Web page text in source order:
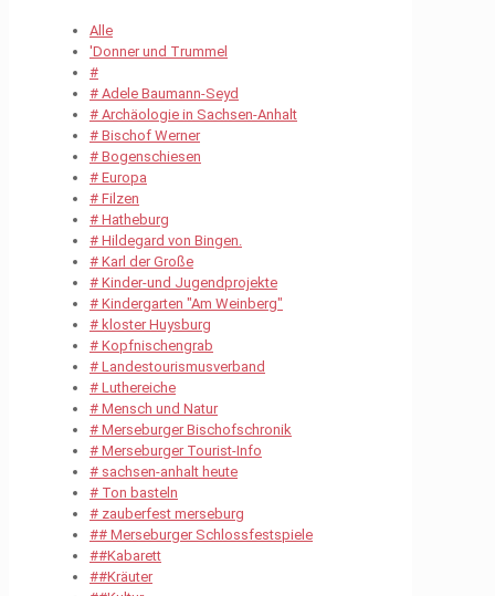
Alle
'Donner und Trummel
#
# Adele Baumann-Seyd
# Archäologie in Sachsen-Anhalt
# Bischof Werner
# Bogenschiesen
# Europa
# Filzen
# Hatheburg
# Hildegard von Bingen.
# Karl der Große
# Kinder-und Jugendprojekte
# Kindergarten "Am Weinberg"
# kloster Huysburg
# Kopfnischengrab
# Landestourismusverband
# Luthereiche
# Mensch und Natur
# Merseburger Bischofschronik
# Merseburger Tourist-Info
# sachsen-anhalt heute
# Ton basteln
# zauberfest merseburg
## Merseburger Schlossfestspiele
##Kabarett
##Kräuter